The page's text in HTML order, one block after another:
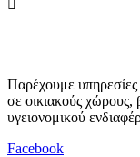
Παρέχουμε
σε οικιακούς χώρους,
υγειονομικού
Facebook